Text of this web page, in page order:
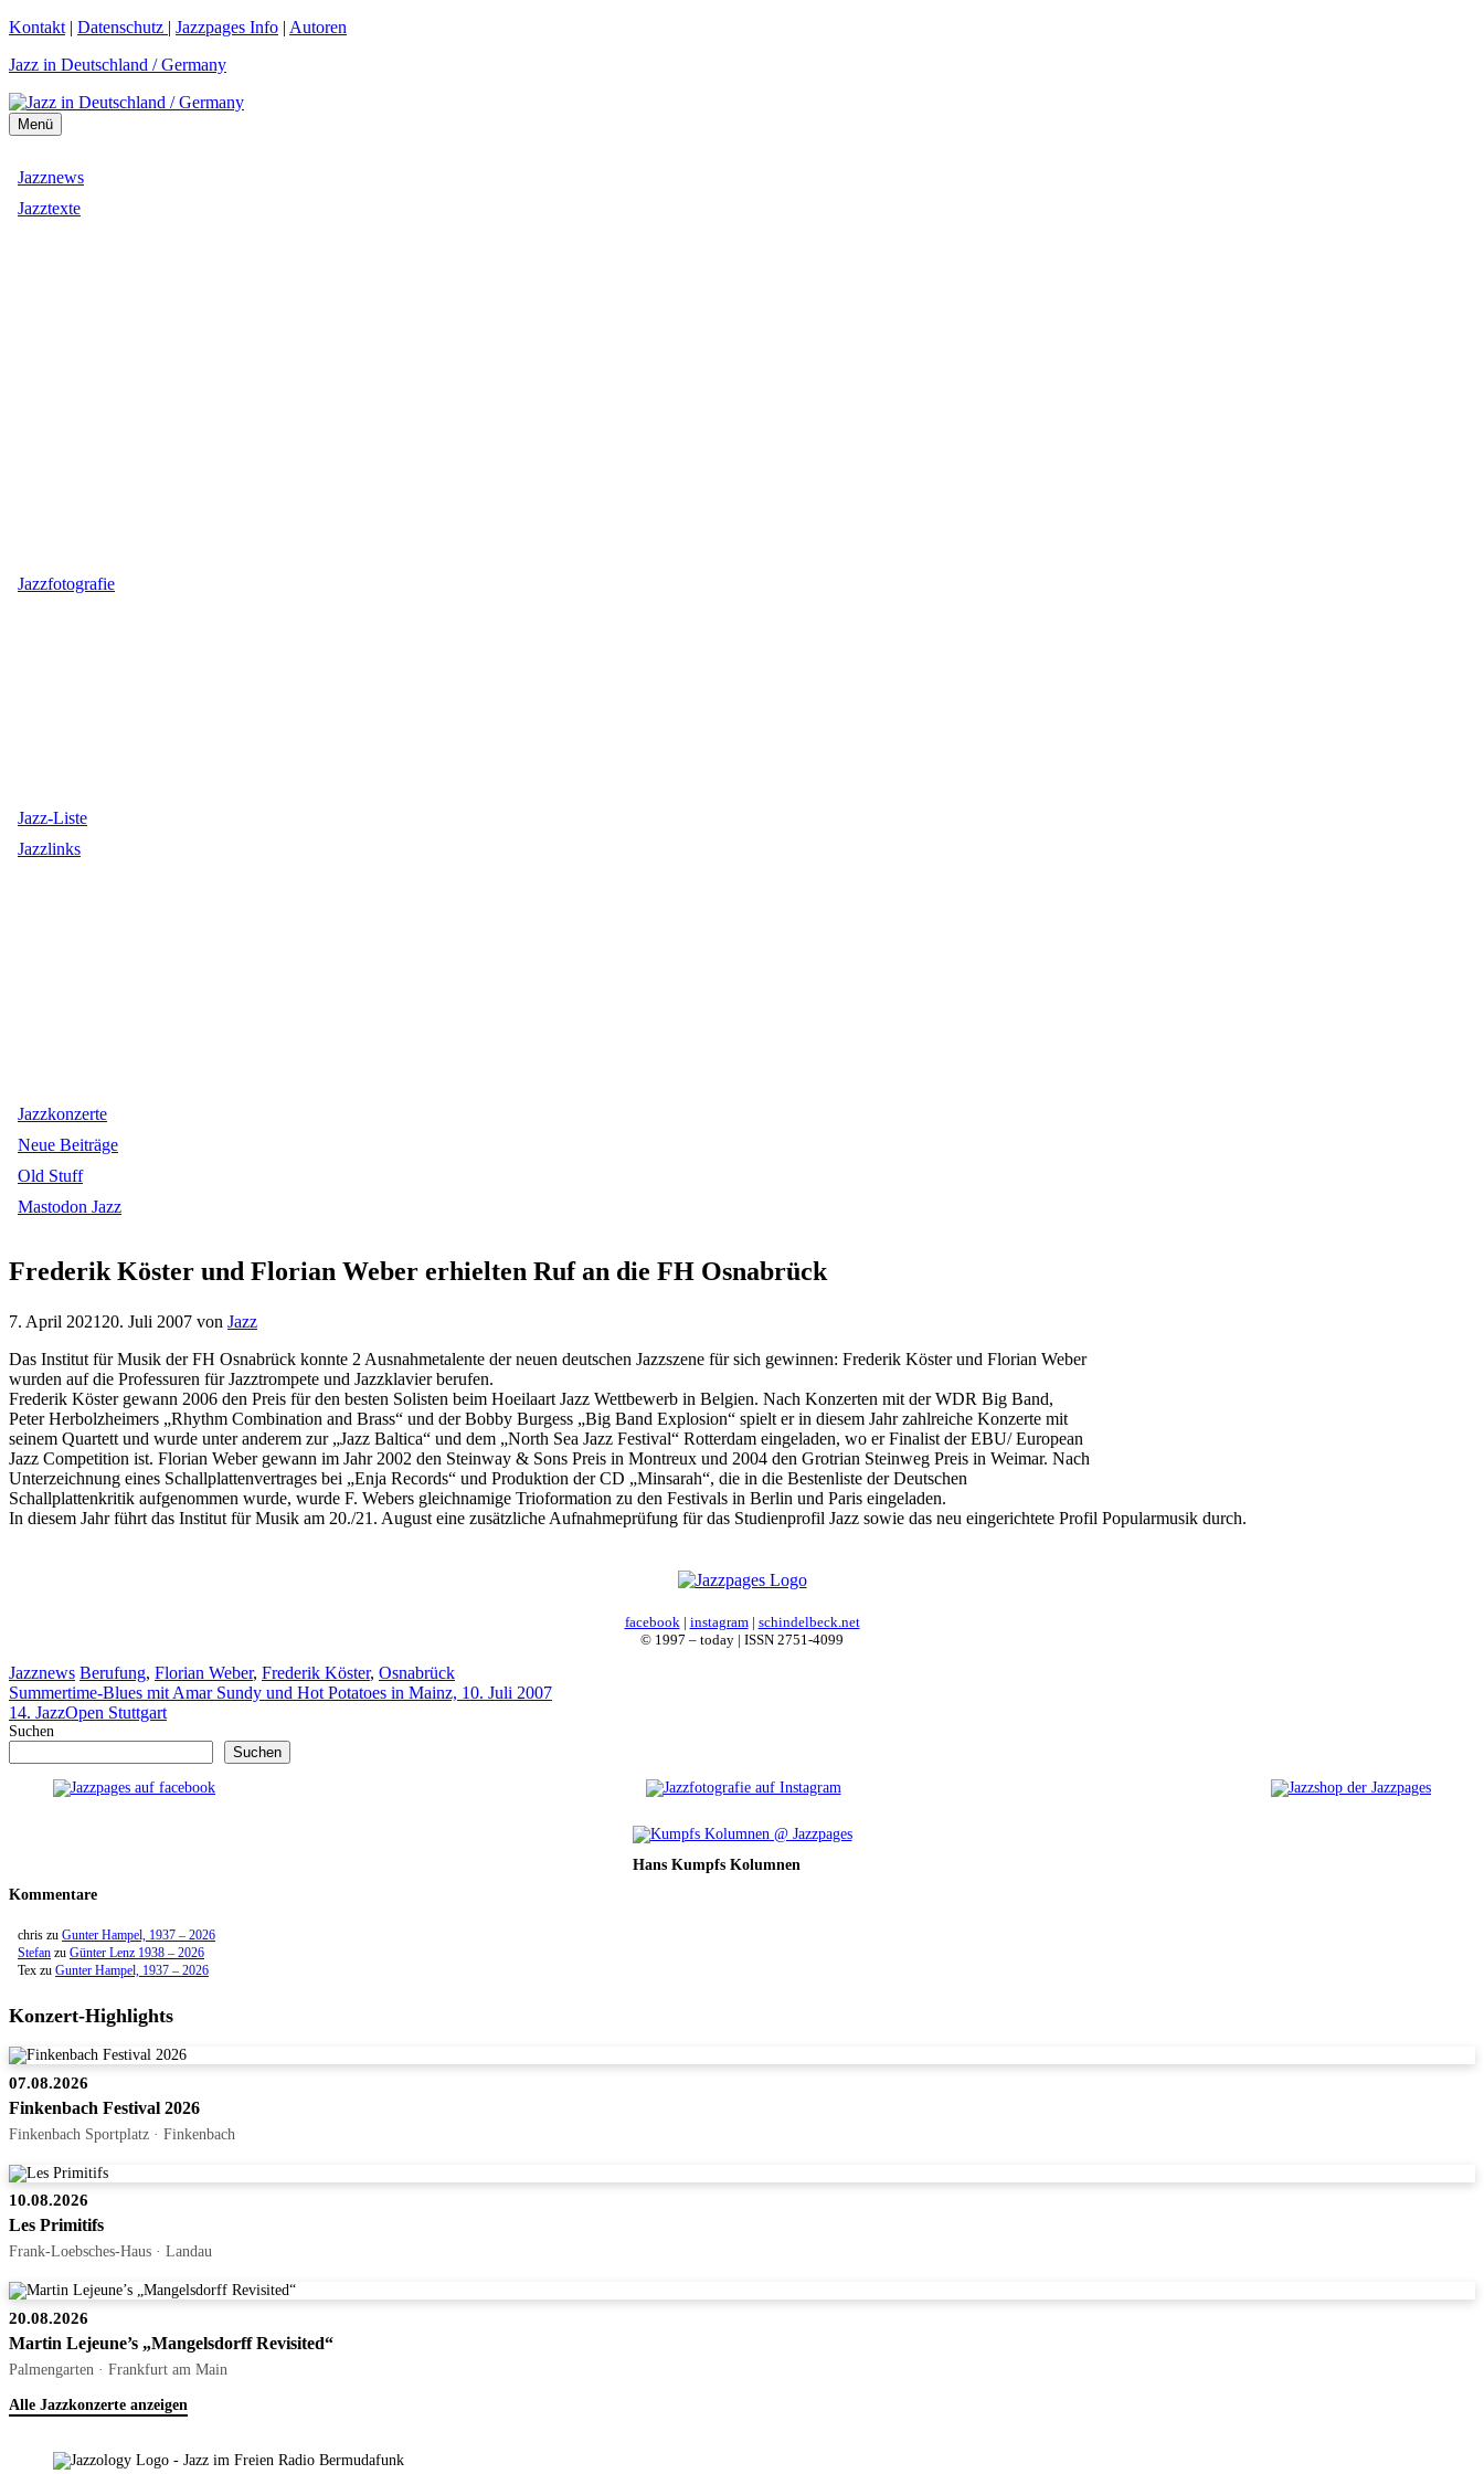
Zum
springen
Kontakt | Datenschutz | Jazzpages Info | Autoren
Jazz in Deutschland / Germany
Menü
Jazznews
Jazztexte
Jazzfotografie
Jazz-Liste
Jazzlinks
Jazzkonzerte
Neue Beiträge
Old Stuff
Mastodon Jazz
Frederik Köster und Florian Weber erhielten Ruf an die FH Osnabrück
7. April 2021 20. Juli 2007 von Jazz
Das Institut für Musik der FH Osnabrück konnte 2 Ausnahmetalente der neuen deutschen Jazzszene für sich gewinnen: Frederik Köster und Florian Weber
wurden auf die Professuren für Jazztrompete und Jazzklavier berufen.
Frederik Köster gewann 2006 den Preis für den besten Solisten beim Hoeilaart Jazz Wettbewerb in Belgien. Nach Konzerten mit der WDR Big Band,
Peter Herbolzheimers „Rhythm Combination and Brass“ und der Bobby Burgess „Big Band Explosion“ spielt er in diesem Jahr zahlreiche Konzerte mit
seinem Quartett und wurde unter anderem zur „Jazz Baltica“ und dem „North Sea Jazz Festival“ Rotterdam eingeladen, wo er Finalist der EBU/ European
Jazz Competition ist. Florian Weber gewann im Jahr 2002 den Steinway & Sons Preis in Montreux und 2004 den Grotrian Steinweg Preis in Weimar. Nach
Unterzeichnung eines Schallplattenvertrages bei „Enja Records“ und Produktion der CD „Minsarah“, die in die Bestenliste der Deutschen
Schallplattenkritik aufgenommen wurde, wurde F. Webers gleichnamige Trioformation zu den Festivals in Berlin und Paris eingeladen.
In diesem Jahr führt das Institut für Musik am 20./21. August eine zusätzliche Aufnahmeprüfung für das Studienprofil Jazz sowie das neu eingerichtete Profil Popularmusik durch.
facebook | instagram| schindelbeck.net
© 1997 – today | ISSN 2751-4099
Kategorien
Jazznews Schlagwörter
Berufung, Florian Weber, Frederik Köster, Osnabrück
Summertime-Blues mit Amar Sundy und Hot Potatoes in Mainz, 10. Juli 2007
14. JazzOpen Stuttgart
Suchen
Suchen
Hans Kumpfs Kolumnen
Kommentare
chris zu Gunter Hampel, 1937 – 2026
Stefan zu Günter Lenz 1938 – 2026
Tex zu Gunter Hampel, 1937 – 2026
Konzert-Highlights
07.08.2026
Finkenbach Festival 2026
Finkenbach Sportplatz · Finkenbach
10.08.2026
Les Primitifs
Frank-Loebsches-Haus · Landau
20.08.2026
Martin Lejeune’s „Mangelsdorff Revisited“
Palmengarten · Frankfurt am Main
Alle Jazzkonzerte anzeigen